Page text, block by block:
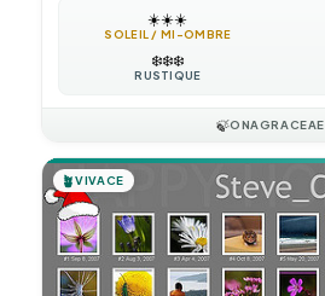
☀️☀️☀️
SOLEIL / MI-OMBRE
❄️❄️❄️
RUSTIQUE
🍃ONAGRACEAE
🪴VIVACE